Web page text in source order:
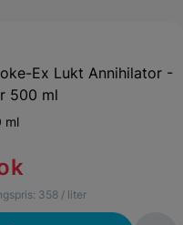
Ex Lukt Annihilator -
500 ml
ml
358 / liter